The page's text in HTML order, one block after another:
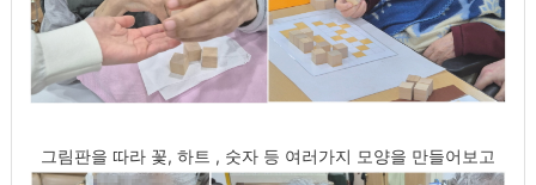
그림판을 따라 꽃, 하트 , 숫자 등 여러가지 모양을 만들어보고